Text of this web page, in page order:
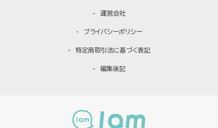
運営会社
プライバシーポリシー
特定商取引法に基づく表記
編集後記